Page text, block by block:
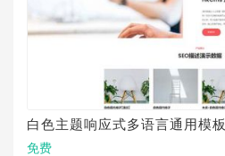
白色主题响应式多语言通用模板
免费